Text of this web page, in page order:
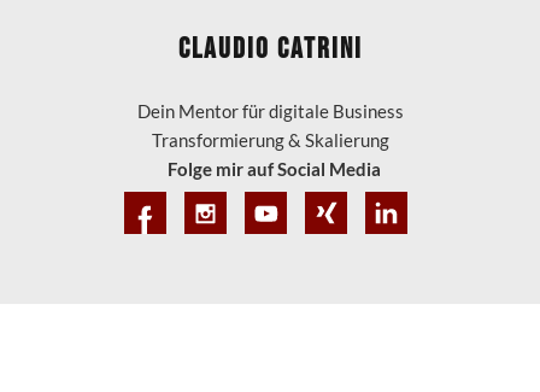
Claudio Catrini
Dein Mentor für digitale Business
Transformierung & Skalierung
Folge mir auf Social Media